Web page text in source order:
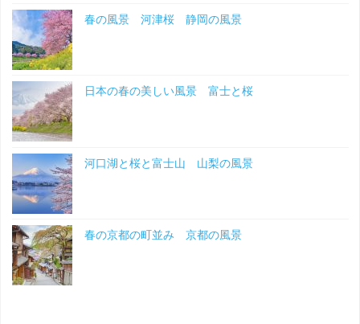
春の風景 河津桜 静岡の風景
日本の春の美しい風景 富士と桜
河口湖と桜と富士山 山梨の風景
春の京都の町並み 京都の風景